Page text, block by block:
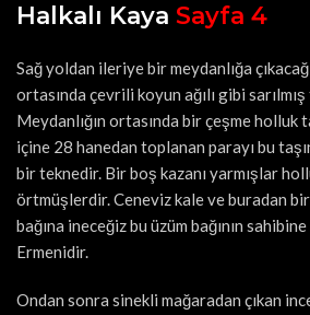
Halkalı Kaya Sayfa 4
Sağ yoldan ileriye bir meydanlığa
ortasında çevrili koyun ağılı gibi
Meydanlığın ortasında bir çeşme holluk
içine 28 hanedan toplanan parayı bu
bir teknedir. Bir boş kazanı yarmışlar
örtmüşlerdir. Ceneviz kale ve buradan bir
bağına ineceğiz bu üzüm bağının
Ermenidir.
Ondan sonra sinekli mağaradan çıkan